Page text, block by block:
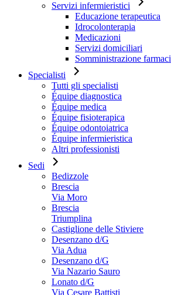
Servizi infermieristici
Educazione terapeutica
Idrocolonterapia
Medicazioni
Servizi domiciliari
Somministrazione farmaci
Specialisti
Tutti gli specialisti
Équipe diagnostica
Équipe medica
Équipe fisioterapica
Équipe odontoiatrica
Équipe infermieristica
Altri professionisti
Sedi
Bedizzole
Brescia
Via Moro
Brescia
Triumplina
Castiglione delle Stiviere
Desenzano d/G
Via Adua
Desenzano d/G
Via Nazario Sauro
Lonato d/G
Via Cesare Battisti